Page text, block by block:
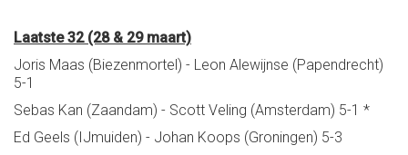
Laatste 32 (28 & 29 maart)
Joris Maas (Biezenmortel) - Leon Alewijnse (Papendrecht)
5-1
Sebas Kan (Zaandam) - Scott Veling (Amsterdam) 5-1 *
Ed Geels (IJmuiden) - Johan Koops (Groningen) 5-3